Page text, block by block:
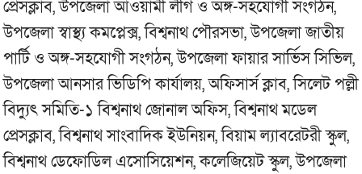
প্রেসক্লাব, উপজেলা আওয়ামী লীগ ও অঙ্গ-সহযোগী সংগঠন,
উপজেলা স্বাস্থ্য কমপ্লেক্স, বিশ্বনাথ পৌরসভা, উপজেলা জাতীয়
পার্টি ও অঙ্গ-সহযোগী সংগঠন, উপজেলা ফায়ার সার্ভিস সিভিল,
উপজেলা আনসার ভিডিপি কার্যালয়, অফিসার্স ক্লাব, সিলেট পল্লী
বিদ্যুৎ সমিতি-১ বিশ্বনাথ জোনাল অফিস, বিশ্বনাথ মডেল
প্রেসক্লাব, বিশ্বনাথ সাংবাদিক ইউনিয়ন, বিয়াম ল্যাবরেটরী স্কুল,
বিশ্বনাথ ডেফোডিল এসোসিয়েশন, কলেজিয়েট স্কুল, উপজেলা